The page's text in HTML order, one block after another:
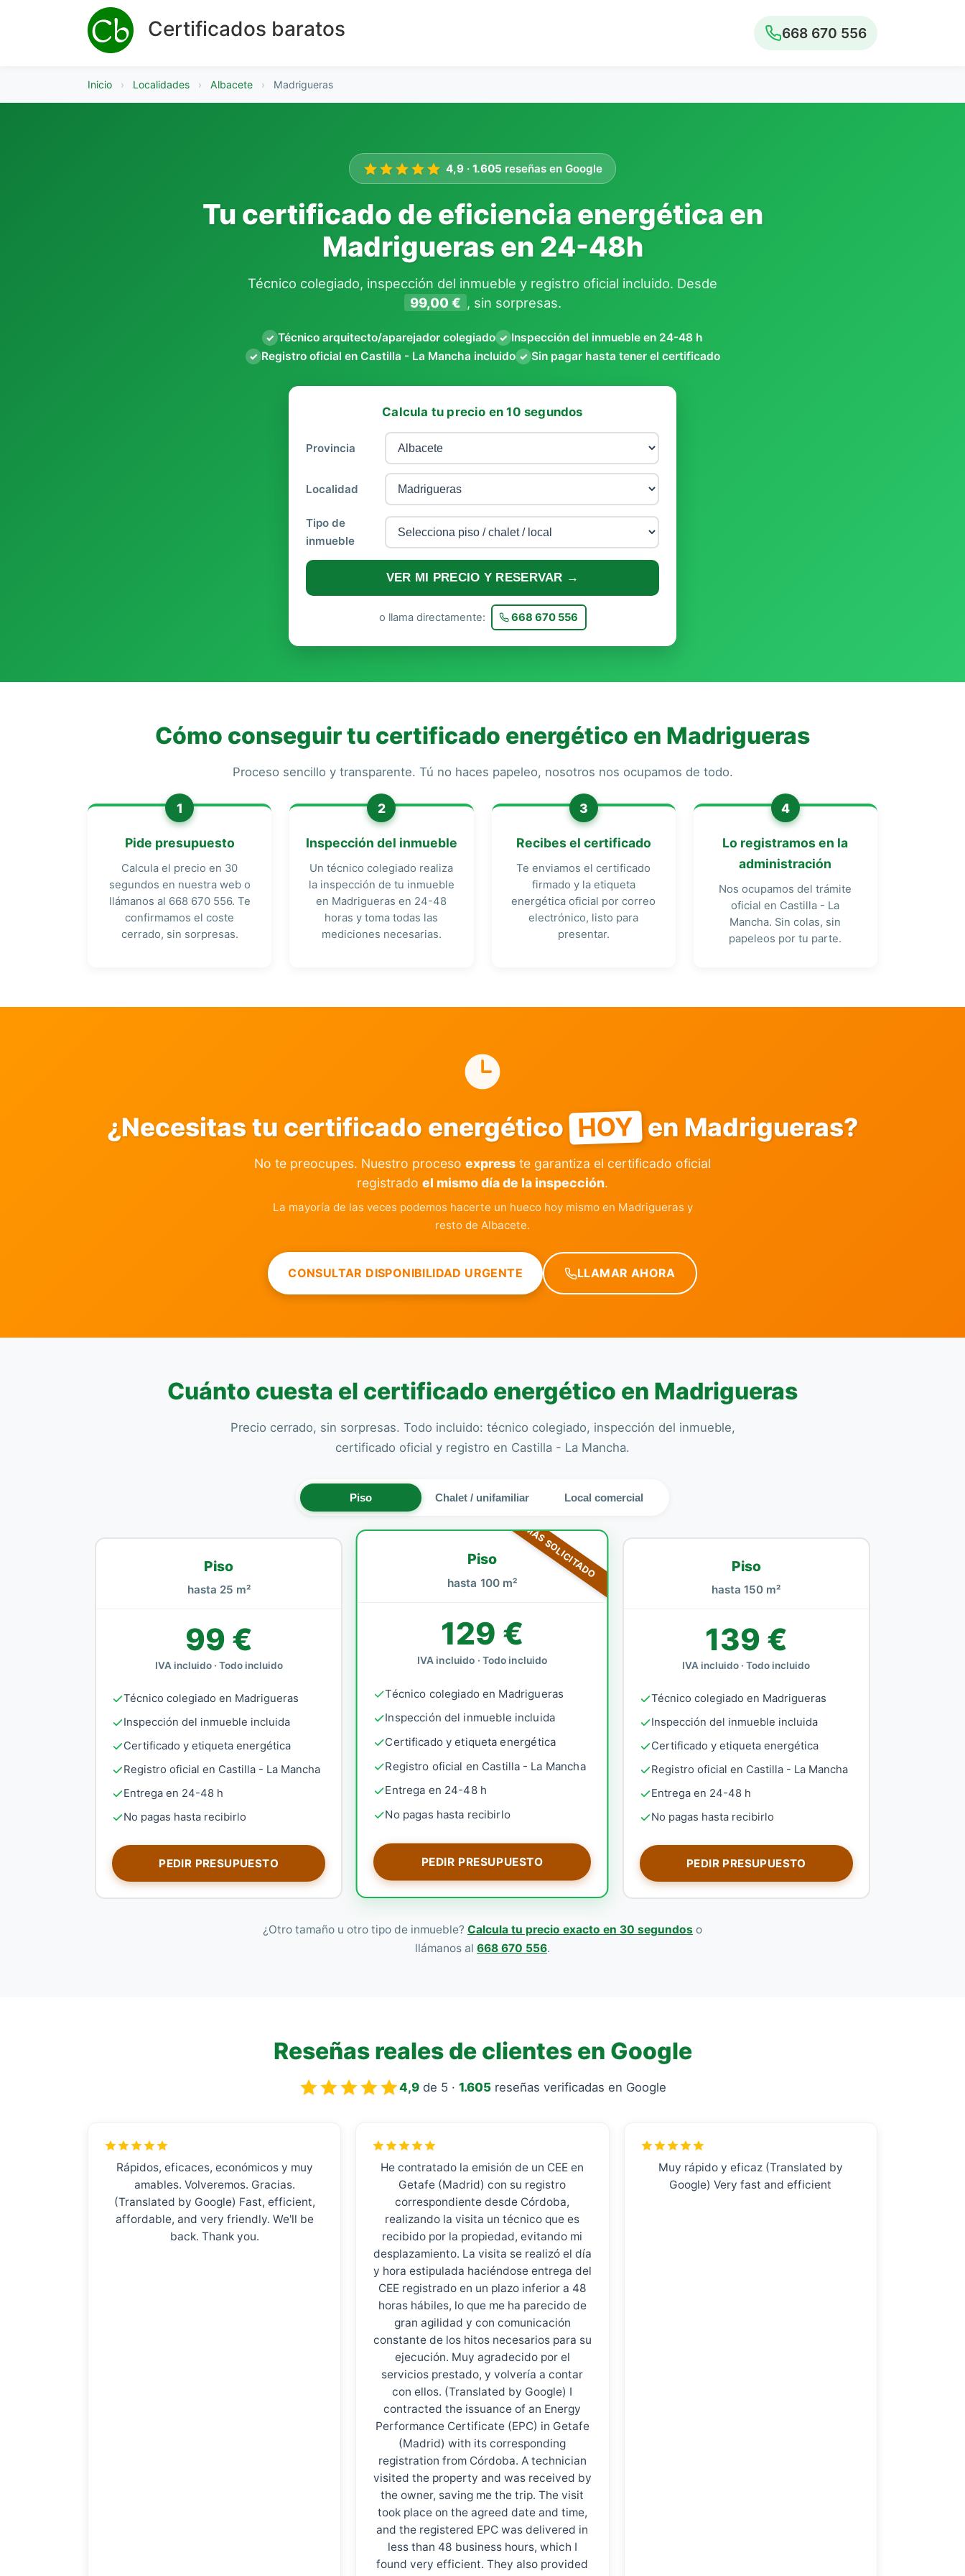
Certificados baratos 668 670 556
Inicio › Localidades › Albacete › Madrigueras
4,9 · 1.605 reseñas en Google
Tu certificado de eficiencia energética en
Madrigueras en 24-48h
Técnico colegiado, inspección del inmueble y registro oficial incluido. Desde
99,00 € , sin sorpresas.
✓ Técnico arquitecto/aparejador colegiado ✓ Inspección del inmueble en 24-48 h
✓ Registro oficial en Castilla - La Mancha incluido ✓ Sin pagar hasta tener el certificado
Calcula tu precio en 10 segundos
Provincia
Localidad
Tipo de
inmueble
VER MI PRECIO Y RESERVAR →
o llama directamente: 668 670 556
Cómo conseguir tu certificado energético en Madrigueras
Proceso sencillo y transparente. Tú no haces papeleo, nosotros nos ocupamos de todo.
1
Pide presupuesto
Calcula el precio en 30
segundos en nuestra web o
llámanos al 668 670 556. Te
confirmamos el coste
cerrado, sin sorpresas.
2
Inspección del inmueble
Un técnico colegiado realiza
la inspección de tu inmueble
en Madrigueras en 24-48
horas y toma todas las
mediciones necesarias.
3
Recibes el certificado
Te enviamos el certificado
firmado y la etiqueta
energética oficial por correo
electrónico, listo para
presentar.
4
Lo registramos en la
administración
Nos ocupamos del trámite
oficial en Castilla - La
Mancha. Sin colas, sin
papeleos por tu parte.
¿Necesitas tu certificado energético HOY en Madrigueras?
No te preocupes. Nuestro proceso express te garantiza el certificado oficial
registrado el mismo día de la inspección.
La mayoría de las veces podemos hacerte un hueco hoy mismo en Madrigueras y
resto de Albacete.
CONSULTAR DISPONIBILIDAD URGENTE LLAMAR AHORA
Cuánto cuesta el certificado energético en Madrigueras
Precio cerrado, sin sorpresas. Todo incluido: técnico colegiado, inspección del inmueble,
certificado oficial y registro en Castilla - La Mancha.
Piso Chalet / unifamiliar Local comercial
Piso
hasta 25 m²
99 €
IVA incluido · Todo incluido
Técnico colegiado en Madrigueras
Inspección del inmueble incluida
Certificado y etiqueta energética
Registro oficial en Castilla - La Mancha
Entrega en 24-48 h
No pagas hasta recibirlo
PEDIR PRESUPUESTO
MÁS SOLICITADO
Piso
hasta 100 m²
129 €
IVA incluido · Todo incluido
Técnico colegiado en Madrigueras
Inspección del inmueble incluida
Certificado y etiqueta energética
Registro oficial en Castilla - La Mancha
Entrega en 24-48 h
No pagas hasta recibirlo
PEDIR PRESUPUESTO
Piso
hasta 150 m²
139 €
IVA incluido · Todo incluido
Técnico colegiado en Madrigueras
Inspección del inmueble incluida
Certificado y etiqueta energética
Registro oficial en Castilla - La Mancha
Entrega en 24-48 h
No pagas hasta recibirlo
PEDIR PRESUPUESTO
¿Otro tamaño u otro tipo de inmueble? Calcula tu precio exacto en 30 segundos o
llámanos al 668 670 556.
Reseñas reales de clientes en Google
4,9 de 5 · 1.605 reseñas verificadas en Google
Rápidos, eficaces, económicos y muy
amables. Volveremos. Gracias.
(Translated by Google) Fast, efficient,
affordable, and very friendly. We'll be
back. Thank you.
He contratado la emisión de un CEE en
Getafe (Madrid) con su registro
correspondiente desde Córdoba,
realizando la visita un técnico que es
recibido por la propiedad, evitando mi
desplazamiento. La visita se realizó el día
y hora estipulada haciéndose entrega del
CEE registrado en un plazo inferior a 48
horas hábiles, lo que me ha parecido de
gran agilidad y con comunicación
constante de los hitos necesarios para su
ejecución. Muy agradecido por el
servicios prestado, y volvería a contar
con ellos. (Translated by Google) I
contracted the issuance of an Energy
Performance Certificate (EPC) in Getafe
(Madrid) with its corresponding
registration from Córdoba. A technician
visited the property and was received by
the owner, saving me the trip. The visit
took place on the agreed date and time,
and the registered EPC was delivered in
less than 48 business hours, which I
found very efficient. They also provided
Muy rápido y eficaz (Translated by
Google) Very fast and efficient